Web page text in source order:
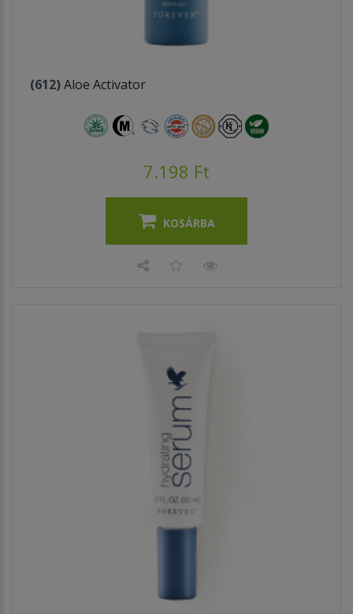
(612)Aloe Activator
7.198 Ft
KOSÁRBA